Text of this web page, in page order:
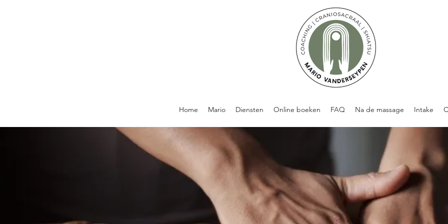
Home Mario Diensten Online boeken FAQ Na de massage Intake